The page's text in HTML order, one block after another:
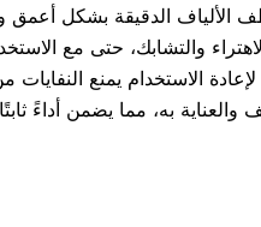
الألياف الدقيقة بشكل أعمق
والتشابك، حتى مع
الاستخدام يمنع
به، مما يضمن أداءً